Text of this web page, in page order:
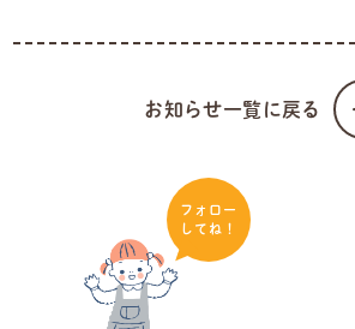
お知らせ一覧に戻る
フォロー
してね！